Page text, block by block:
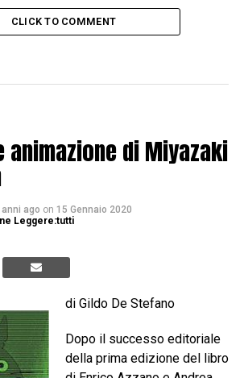
CLICK TO COMMENT
animazione di Miyazaki
anni ago on 15 Gennaio 2020
Leggere:tutti
di Gildo De Stefano
Dopo il successo editoriale
della prima edizione del libro